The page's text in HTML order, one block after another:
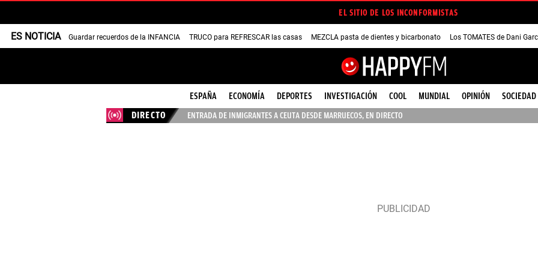
EL SITIO DE LOS INCONFORMISTAS
ES NOTICIA Guardar recuerdos de la INFANCIA TRUCO para REFRESCAR las casas MEZCLA pasta de dientes y bicarbonato Los TOMATES de Dani
ESPAÑA ECONOMÍA DEPORTES INVESTIGACIÓN COOL MUNDIAL OPINIÓN SOCIEDAD
DIRECTO
ENTRADA DE INMIGRANTES A CEUTA DESDE MARRUECOS, EN DIRECTO